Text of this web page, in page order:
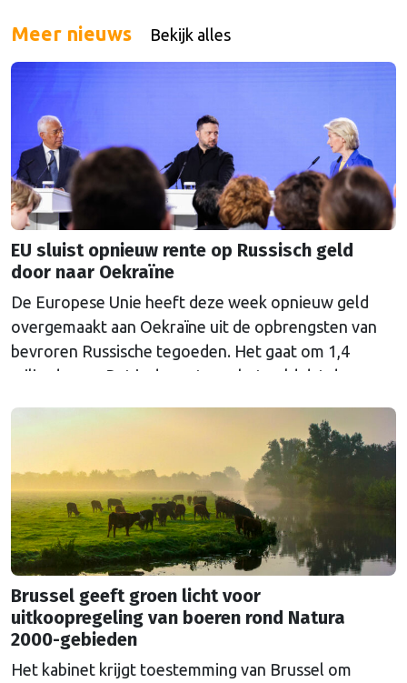
druk komen te staan. Over de vraag voor wie die
op.
Meer nieuws Bekijk alles
EU sluist opnieuw rente op Russisch geld
door naar Oekraïne
De Europese Unie heeft deze week opnieuw geld
overgemaakt aan Oekraïne uit de opbrengsten van
bevroren Russische tegoeden. Het gaat om 1,4
miljard euro. Dat is de rente op het geld dat de
Euroclear parkeerde. De EU bevroor dat geld na de
Continued
Brussel geeft groen licht voor
uitkoopregeling van boeren rond Natura
2000-gebieden
Het kabinet krijgt toestemming van Brussel om